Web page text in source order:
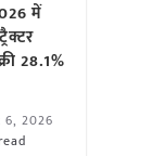
में
28.1%
6, 2026